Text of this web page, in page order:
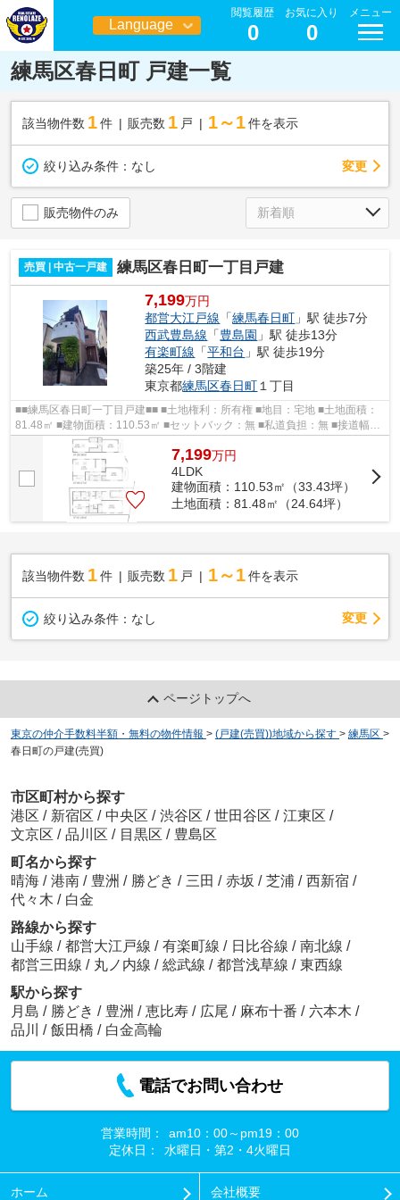
Language
日本語
閲覧履歴
0
お気に入り
0
メニュー
練馬区春日町 戸建一覧
該当物件数 1件 販売数 1 戸 1～1 件を表示
絞り込み条件： なし 変更
販売物件のみ
売買 | 中古一戸建 練馬区春日町一丁目戸建
7,199万円
都営大江戸線 「練馬春日町 」駅 徒歩7分
西武豊島線 「豊島園 」駅 徒歩13分
有楽町線 「平和台 」駅 徒歩19分
築25年 / 3階建
東京都練馬区春日町１丁目
■■練馬区春日町一丁目戸建■■ ■土地権利：所有権 ■地目：宅地 ■土地面積：
81.48㎡ ■建物面積：110.53㎡ ■セットバック：無 ■私道負担：無 ■接道幅
員：東側約5.0ｍ公道 間口約6.0ｍ ■...
7,199万円
4LDK
建物面積：110.53㎡（33.43坪）
土地面積：81.48㎡（24.64坪）
該当物件数 1件 販売数 1 戸 1～1 件を表示
絞り込み条件： なし 変更
ページトップへ
東京の仲介手数料半額・無料の物件情報 > (戸建(売買))地域から探す > 練馬区 >
春日町の戸建(売買)
市区町村から探す
港区 / 新宿区 / 中央区 / 渋谷区 / 世田谷区 / 江東区 /
文京区 / 品川区 / 目黒区 / 豊島区
町名から探す
晴海 / 港南 / 豊洲 / 勝どき / 三田 / 赤坂 / 芝浦 / 西新宿 /
代々木 / 白金
路線から探す
山手線 / 都営大江戸線 / 有楽町線 / 日比谷線 / 南北線 /
都営三田線 / 丸ノ内線 / 総武線 / 都営浅草線 / 東西線
駅から探す
月島 / 勝どき / 豊洲 / 恵比寿 / 広尾 / 麻布十番 / 六本木 /
品川
/ 飯田橋 / 白金高輪
電話でお問い合わせ
営業時間：
am10：00～pm19：00
定休日：
水曜日・第2・4火曜日
ホーム 会社概要